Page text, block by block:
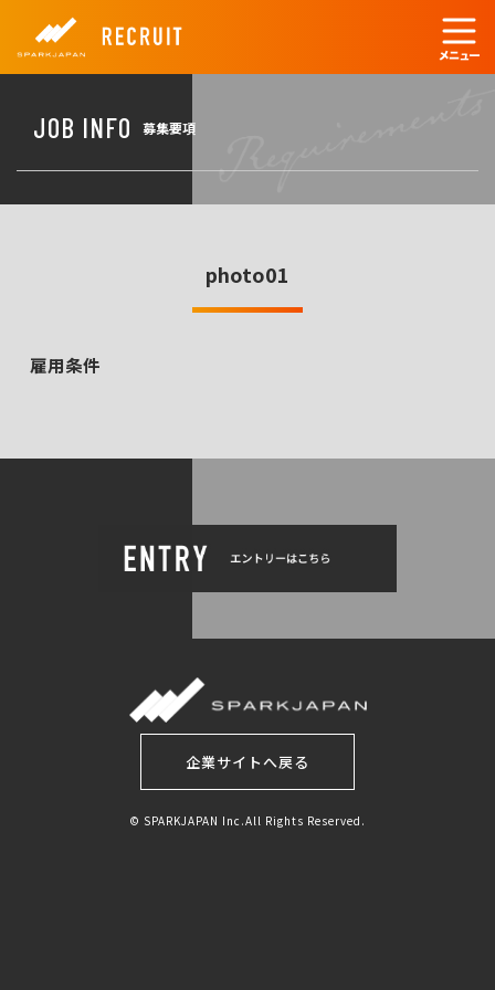
JOB INFO 募集要項
photo01
雇用条件
企業サイトへ戻る
© SPARKJAPAN Inc.All Rights Reserved.